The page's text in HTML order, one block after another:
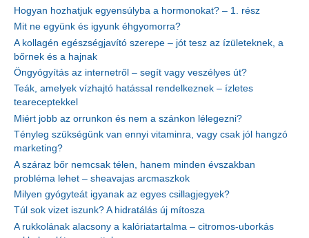
Hogyan hozhatjuk egyensúlyba a hormonokat? – 1. rész
Mit ne együnk és igyunk éhgyomorra?
A kollagén egészségjavító szerepe – jót tesz az ízületeknek, a
bőrnek és a hajnak
Öngyógyítás az internetről – segít vagy veszélyes út?
Teák, amelyek vízhajtó hatással rendelkeznek – ízletes
teareceptekkel
Miért jobb az orrunkon és nem a szánkon lélegezni?
Tényleg szükségünk van ennyi vitaminra, vagy csak jól hangzó
marketing?
A száraz bőr nemcsak télen, hanem minden évszakban
probléma lehet – sheavajas arcmaszkok
Milyen gyógyteát igyanak az egyes csillagjegyek?
Túl sok vizet iszunk? A hidratálás új mítosza
A rukkolának alacsony a kalóriatartalma – citromos-uborkás